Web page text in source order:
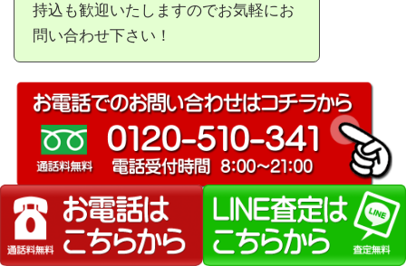
持込も歓迎いたしますのでお気軽にお
問い合わせ下さい！
買取作家一覧